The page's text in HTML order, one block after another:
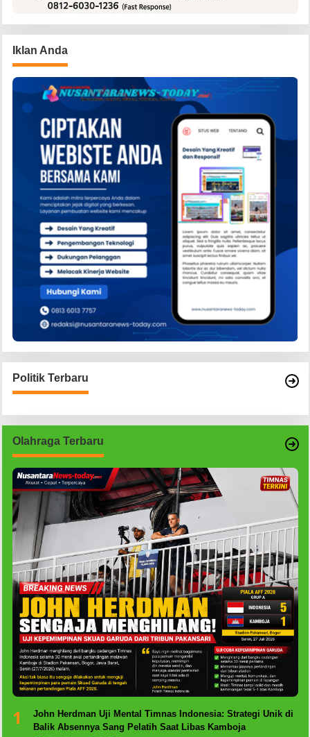
Iklan Anda
Politik Terbaru
Olahraga Terbaru
1
John Herdman Uji Mental Timnas Indonesia: Strategi Unik di
Balik Absennya Sang Pelatih Saat Libas Kamboja